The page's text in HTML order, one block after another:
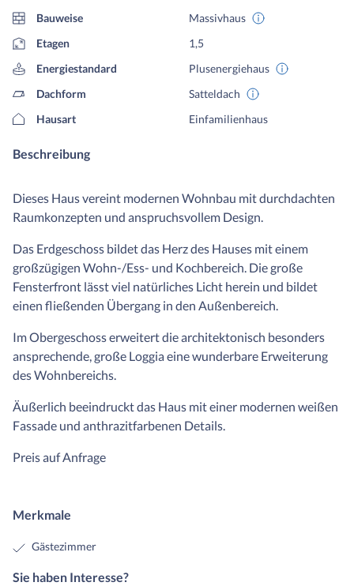
Bauweise
Massivhaus
Etagen
1,5
Energiestandard
Plusenergiehaus
Dachform
Satteldach
Hausart
Einfamilienhaus
Beschreibung
Dieses Haus vereint modernen Wohnbau mit durchdachten
Raumkonzepten und anspruchsvollem Design.
Das Erdgeschoss bildet das Herz des Hauses mit einem
großzügigen Wohn-/Ess- und Kochbereich. Die große
Fensterfront lässt viel natürliches Licht herein und bildet
einen fließenden Übergang in den Außenbereich.
Im Obergeschoss erweitert die architektonisch besonders
ansprechende, große Loggia eine wunderbare Erweiterung
des Wohnbereichs.
Äußerlich beeindruckt das Haus mit einer modernen weißen
Fassade und anthrazitfarbenen Details.
Preis auf Anfrage
Merkmale
Gästezimmer
Sie haben Interesse?